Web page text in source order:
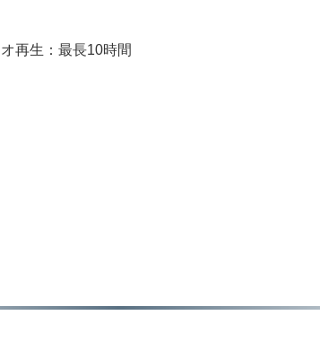
再生：最長10時間